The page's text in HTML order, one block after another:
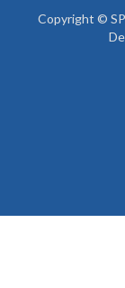
Copyright ©